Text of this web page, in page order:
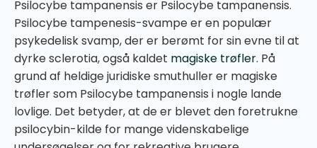
Psilocybe tampanensis er Psilocybe tampanensis.
Psilocybe tampenesis-svampe er en populær
psykedelisk svamp, der er berømt for sin evne til at
dyrke sclerotia, også kaldet magiske trøfler. På
grund af heldige juridiske smuthuller er magiske
trøfler som Psilocybe tampanensis i nogle lande
lovlige. Det betyder, at de er blevet den foretrukne
psilocybin-kilde for mange videnskabelige